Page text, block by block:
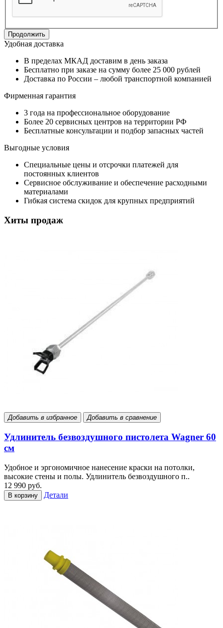
Продолжить
Удобная доставка
В пределах МКАД доставим в день заказа
Бесплатно при заказе на сумму более 25 000 рублей
Доставка по России – любой транспортной компанией
Фирменная гарантия
3 года на профессиональное оборудование
Более 20 сервисных центров на территории РФ
Бесплатные консультации и подбор запасных частей
Выгодные условия
Специальные цены и отсрочки платежей для
постоянных клиентов
Сервисное обслуживание и обеспечение расходными
материалами
Гибкая система скидок для крупных предприятий
Хиты продаж
Добавить в избранное Добавить в сравнение
Удлинитель безвоздушного пистолета Wagner 60
см
Удобное и эргономичное нанесение краски на потолки,
высокие стены и полы. Удлинитель безвоздушного п..
12 990 руб.
В корзину Детали